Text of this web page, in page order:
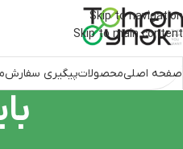
Skip to navigation
Skip to main content
صفحه اصلیمحصولاتپیگیری سفارش